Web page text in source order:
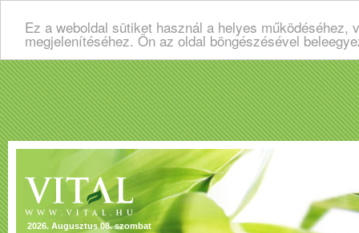
Ez a weboldal sütiket használ a helyes
megjelenítéséhez. Ön az oldal böngészésével
2026. Augusztus 08. szombat